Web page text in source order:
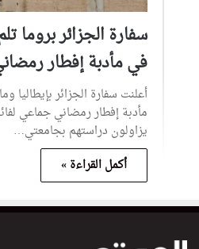
سفارة الجزائر بروما
في مأدبة إفطار
أعلنت سفارة الجزائر بإيطاليا
مأدبة إفطار رمضاني جماعي
يزاولون دراستهم بجامعتي…
أكمل القراءة »